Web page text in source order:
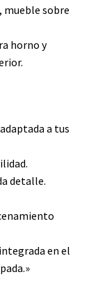
sobre
horno y
a tus
detalle.
en el